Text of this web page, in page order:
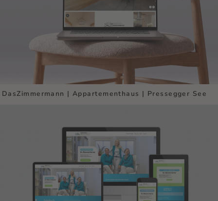
DasZimmermann | Appartementhaus | Pressegger See